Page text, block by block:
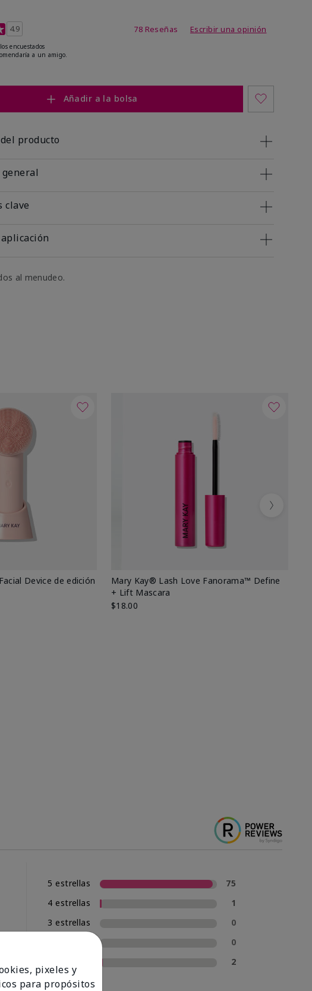
clientes de 3,4 de 5
4.9 78 Reseñas Escribir una opinión
encuestados
a un amigo.
Añadir a la bolsa
producto
clave
al menudeo.
Device de edición
Mary Kay® Lash Love Fanorama™ Define
+ Lift Mascara
$18.00
Next
5 estrellas
75
4 estrellas
1
3 estrellas
0
0
2
pixeles y
para propósitos